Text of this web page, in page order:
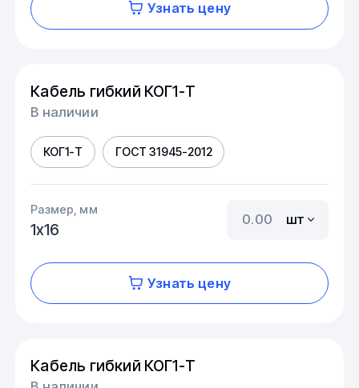
Узнать цену
Кабель гибкий КОГ1-Т
В наличии
КОГ1-Т ГОСТ 31945-2012
Размер, мм
1х16
шт
Узнать цену
Кабель гибкий КОГ1-Т